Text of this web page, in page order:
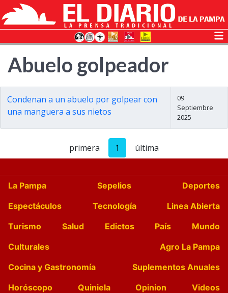
Abuelo golpeador
Condenan a un abuelo por golpear con
una manguera a sus nietos
09
Septiembre
2025
primera 1 última
La Pampa Sepelios
Deportes
Espectáculos
Tecnología
Linea Abierta
Turismo
Salud Edictos País
Mundo
Culturales
Agro La Pampa
Cocina y Gastronomía
Suplementos Anuales
Horóscopo
Quiniela Opinion
Videos